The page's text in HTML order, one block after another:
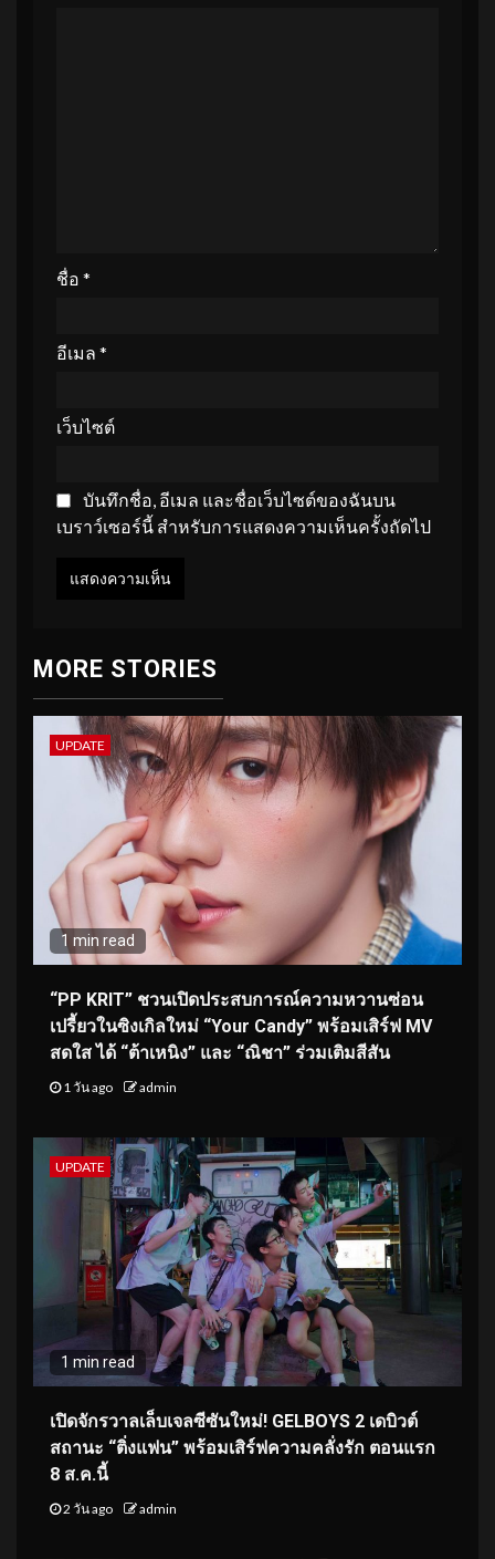
ชื่อ *
อีเมล *
เว็บไซต์
บันทึกชื่อ, อีเมล และชื่อเว็บไซต์ของฉันบน
เบราว์เซอร์นี้ สำหรับการแสดงความเห็นครั้งถัดไป
MORE STORIES
UPDATE
1 min read
“PP KRIT” ชวนเปิดประสบการณ์ความหวานซ่อน
เปรี้ยวในซิงเกิลใหม่ “Your Candy” พร้อมเสิร์ฟ MV
สดใส ได้ “ต้าเหนิง” และ “ณิชา” ร่วมเติมสีสัน
1 วัน ago admin
UPDATE
1 min read
เปิดจักรวาลเล็บเจลซีซันใหม่! GELBOYS 2 เดบิวต์
สถานะ “ติ่งแฟน” พร้อมเสิร์ฟความคลั่งรัก ตอนแรก
8 ส.ค.นี้
2 วัน ago admin